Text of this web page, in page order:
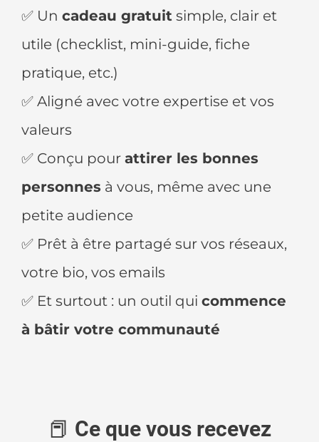
✅ Un cadeau gratuit simple, clair et
utile (checklist, mini-guide, fiche
pratique, etc.)
✅ Aligné avec votre expertise et vos
valeurs
✅ Conçu pour attirer les bonnes
personnes à vous, même avec une
petite audience
✅ Prêt à être partagé sur vos réseaux,
votre bio, vos emails
✅ Et surtout : un outil qui commence
à bâtir votre communauté
📕 Ce que vous recevez